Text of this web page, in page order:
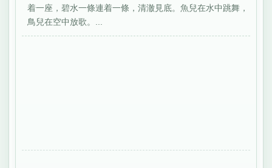
着一座，碧水一條連着一條，清澈見底。魚兒在水中跳舞，
鳥兒在空中放歌。...